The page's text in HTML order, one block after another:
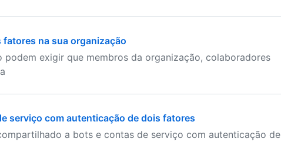
na sua organização
podem exigir que membros da organização, colaboradores
serviço com autenticação de dois fatores
a bots e contas de serviço com autenticação de